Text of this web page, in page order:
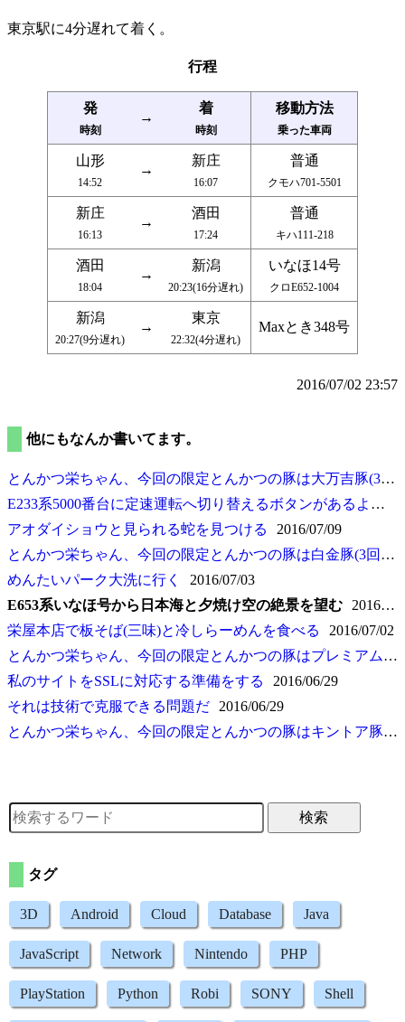
東京駅に4分遅れて着く。
行程
発
時刻
→
着
時刻
移動方法
乗った車両
山形
14:52
→
新庄
16:07
普通
クモハ701-5501
新庄
16:13
→
酒田
17:24
普通
キハ111-218
酒田
18:04
→
新潟
20:23(16分遅れ)
いなほ14号
クロE652-1004
新潟
20:27(9分遅れ)
→
東京
22:32(4分遅れ)
Maxとき348号
2016/07/02 23:57
他にもなんか書いてます。
とんかつ栄ちゃん、今回の限定とんかつの豚は大万吉豚(3回目)
E233系5000番台に定速運転へ切り替えるボタンがあるようだ
アオダイショウと見られる蛇を見つける
2016/07/09
とんかつ栄ちゃん、今回の限定とんかつの豚は白金豚(3回目)
めんたいパーク大洗に行く
2016/07/03
E653系いなほ号から日本海と夕焼け空の絶景を望む
2016/07/02
栄屋本店で板そば(三味)と冷しらーめんを食べる
2016/07/02
とんかつ栄ちゃん、今回の限定とんかつの豚はプレミアムどろぶた
私のサイトをSSLに対応する準備をする
2016/06/29
それは技術で克服できる問題だ
2016/06/29
とんかつ栄ちゃん、今回の限定とんかつの豚はキントア豚(5回目)
検索
タグ
3D Android Cloud Database Java
JavaScript Network Nintendo PHP
PlayStation Python Robi SONY Shell